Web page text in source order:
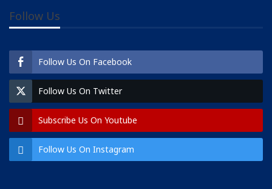
Follow Us
Follow Us On Facebook
Follow Us On Twitter
Subscribe Us On Youtube
Follow Us On Instagram